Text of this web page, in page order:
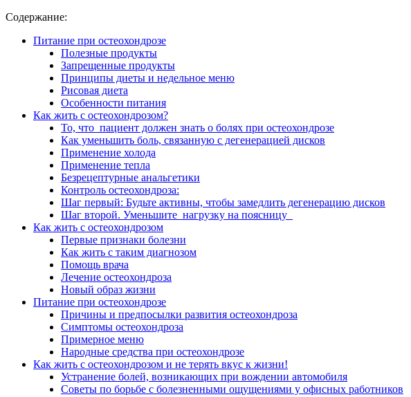
Содержание:
Питание при остеохондрозе
Полезные продукты
Запрещенные продукты
Принципы диеты и недельное меню
Рисовая диета
Особенности питания
Как жить с остеохондрозом?
То, что пациент должен знать о болях при остеохондрозе
Как уменьшить боль, связанную с дегенерацией дисков
Применение холода
Применение тепла
Безрецептурные анальгетики
Контроль остеохондроза:
Шаг первый: Будьте активны, чтобы замедлить дегенерацию дисков
Шаг второй. Уменьшите нагрузку на поясницу
Как жить с остеохондрозом
Первые признаки болезни
Как жить с таким диагнозом
Помощь врача
Лечение остеохондроза
Новый образ жизни
Питание при остеохондрозе
Причины и предпосылки развития остеохондроза
Симптомы остеохондроза
Примерное меню
Народные средства при остеохондрозе
Как жить с остеохондрозом и не терять вкус к жизни!
Устранение болей, возникающих при вождении автомобиля
Советы по борьбе с болезненными ощущениями у офисных работников